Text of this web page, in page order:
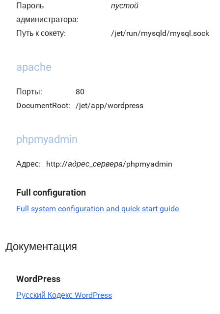
Пароль
администратора:
пустой
Путь к сокету: /jet/run/mysqld/mysql.sock
apache
Порты:
80
DocumentRoot:
/jet/app/wordpress
phpmyadmin
Адрес: http://адрес_сервера/phpmyadmin
Full configuration
Full system configuration and quick start guide
Документация
WordPress
Русский Кодекс WordPress